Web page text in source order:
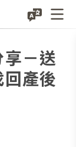
－送
產後